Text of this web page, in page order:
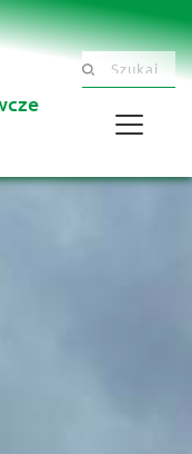
Szukaj .......